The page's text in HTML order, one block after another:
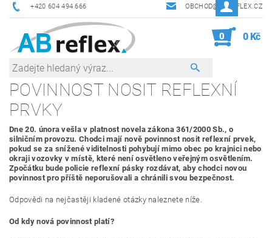
+420 604 494 666 OBCHOD@ABREFLEX.CZ
0 0 Kč
POVINNOST NOSIT REFLEXNÍ
PRVKY
Dne 20. února vešla v platnost novela zákona 361/2000 Sb., o
silničním provozu. Chodci mají nově povinnost nosit reflexní prvek,
pokud se za snížené viditelnosti pohybují mimo obec po krajnici nebo
okraji vozovky v místě, které není osvětleno veřejným osvětlením.
Zpočátku bude policie reflexní pásky rozdávat, aby chodci novou
povinnost pro příště neporušovali a chránili svou bezpečnost.
Odpovědi na nejčastěji kladené otázky naleznete níže.
Od kdy nová povinnost platí?